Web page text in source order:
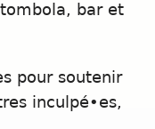
bar et
pour soutenir
inculpé•es,